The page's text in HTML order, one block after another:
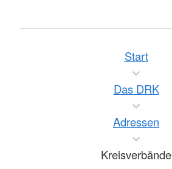
Start
Das DRK
Adressen
Kreisverbände